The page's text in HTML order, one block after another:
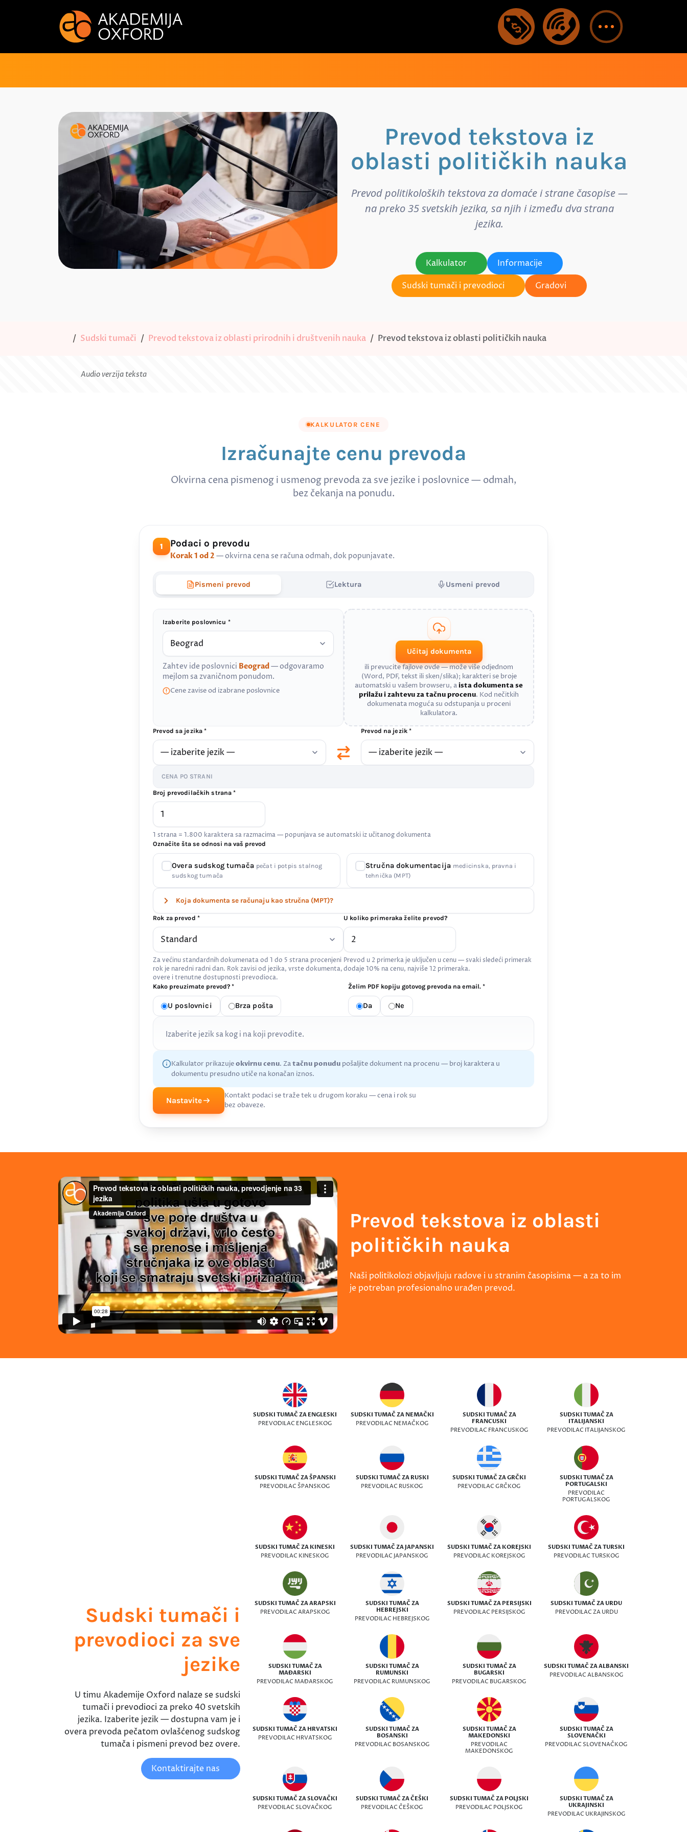
Prevod tekstova iz
oblasti političkih nauka
Prevod politikoloških tekstova za domaće i strane časopise —
na preko 35 svetskih jezika, sa njih i između dva strana
jezika.
Kalkulator
Informacije
Sudski tumači i prevodioci
Gradovi
Sudski tumači Prevod tekstova iz oblasti prirodnih i društvenih nauka Prevod tekstova iz oblasti političkih nauka
Audio verzija teksta
KALKULATOR CENE
Izračunajte cenu prevoda
Okvirna cena pismenog i usmenog prevoda za sve jezike i poslovnice — odmah,
bez čekanja na ponudu.
1 Podaci o prevodu
Korak 1 od 2 — okvirna cena se računa odmah, dok popunjavate.
Pismeni prevod Lektura Usmeni prevod
Izaberite poslovnicu *
Zahtev ide poslovnici Beograd— odgovaramo
mejlom sa zvaničnom ponudom.
Cene zavise od izabrane poslovnice
Učitaj dokumenta
ili prevucite fajlove ovde — može više odjednom
(Word, PDF, tekst ili sken/slika); karakteri se broje
automatski u vašem browseru, aista dokumenta se
prilažu i zahtevu za tačnu procenu. Kod nečitkih
dokumenata moguća su odstupanja u proceni
kalkulatora.
Prevod sa jezika * Prevod na jezik *
CENA PO STRANI
Broj prevodilačkih strana *
1 strana = 1.800 karaktera sa razmacima — popunjava se automatski iz učitanog dokumenta
Označite šta se odnosi na vaš prevod
Overa sudskog tumača pečat i potpis stalnog
sudskog tumača
Stručna dokumentacija medicinska, pravna i
tehnička (MPT)
Koja dokumenta se računaju kao stručna (MPT)?
Rok za prevod *
Za većinu standardnih dokumenata od 1 do 5 strana procenjeni
rok je naredni radni dan. Rok zavisi od jezika, vrste dokumenta,
overe i trenutne dostupnosti prevodioca.
U koliko primeraka želite prevod?
Prevod u 2 primerka je uključen u cenu — svaki sledeći primerak
dodaje 10% na cenu, najviše 12 primeraka.
Kako preuzimate prevod? *
U poslovnici Brza pošta
Želim PDF kopiju gotovog prevoda na email. *
Da Ne
Izaberite jezik sa kog i na koji prevodite.
Kalkulator prikazujeokvirnu cenu. Zatačnu ponudu pošaljite dokument na procenu — broj karaktera u
dokumentu presudno utiče na konačan iznos.
Nastavite
Kontakt podaci se traže tek u drugom koraku — cena i rok su
bez obaveze.
Prevod tekstova iz oblasti
političkih nauka
Naši politikolozi objavljuju radove i u stranim časopisima — a za to im
je potreban profesionalno urađen prevod.
Sudski tumači i
prevodioci za sve
jezike
U timu Akademije Oxford nalaze se sudski
tumači i prevodioci za preko 40 svetskih
jezika. Izaberite jezik — dostupna vam je i
overa prevoda pečatom ovlašćenog sudskog
tumača i pismeni prevod bez overe.
Kontaktirajte nas
SUDSKI TUMAČ ZA ENGLESKI
PREVODILAC ENGLESKOG
SUDSKI TUMAČ ZA NEMAČKI
PREVODILAC NEMAČKOG
SUDSKI TUMAČ ZA
FRANCUSKI
PREVODILAC FRANCUSKOG
SUDSKI TUMAČ ZA
ITALIJANSKI
PREVODILAC ITALIJANSKOG
SUDSKI TUMAČ ZA ŠPANSKI
PREVODILAC ŠPANSKOG
SUDSKI TUMAČ ZA RUSKI
PREVODILAC RUSKOG
SUDSKI TUMAČ ZA GRČKI
PREVODILAC GRČKOG
SUDSKI TUMAČ ZA
PORTUGALSKI
PREVODILAC
PORTUGALSKOG
SUDSKI TUMAČ ZA KINESKI
PREVODILAC KINESKOG
SUDSKI TUMAČ ZA JAPANSKI
PREVODILAC JAPANSKOG
SUDSKI TUMAČ ZA KOREJSKI
PREVODILAC KOREJSKOG
SUDSKI TUMAČ ZA TURSKI
PREVODILAC TURSKOG
SUDSKI TUMAČ ZA ARAPSKI
PREVODILAC ARAPSKOG
SUDSKI TUMAČ ZA
HEBREJSKI
PREVODILAC HEBREJSKOG
SUDSKI TUMAČ ZA PERSIJSKI
PREVODILAC PERSIJSKOG
SUDSKI TUMAČ ZA URDU
PREVODILAC ZA URDU
SUDSKI TUMAČ ZA
MAĐARSKI
PREVODILAC MAĐARSKOG
SUDSKI TUMAČ ZA
RUMUNSKI
PREVODILAC RUMUNSKOG
SUDSKI TUMAČ ZA
BUGARSKI
PREVODILAC BUGARSKOG
SUDSKI TUMAČ ZA ALBANSKI
PREVODILAC ALBANSKOG
SUDSKI TUMAČ ZA HRVATSKI
PREVODILAC HRVATSKOG
SUDSKI TUMAČ ZA
BOSANSKI
PREVODILAC BOSANSKOG
SUDSKI TUMAČ ZA
MAKEDONSKI
PREVODILAC
MAKEDONSKOG
SUDSKI TUMAČ ZA
SLOVENAČKI
PREVODILAC SLOVENAČKOG
SUDSKI TUMAČ ZA SLOVAČKI
PREVODILAC SLOVAČKOG
SUDSKI TUMAČ ZA ČEŠKI
PREVODILAC ČEŠKOG
SUDSKI TUMAČ ZA POLJSKI
PREVODILAC POLJSKOG
SUDSKI TUMAČ ZA
UKRAJINSKI
PREVODILAC UKRAJINSKOG